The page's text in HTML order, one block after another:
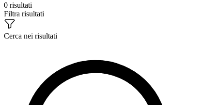
0 risultati
Filtra risultati
Cerca nei risultati